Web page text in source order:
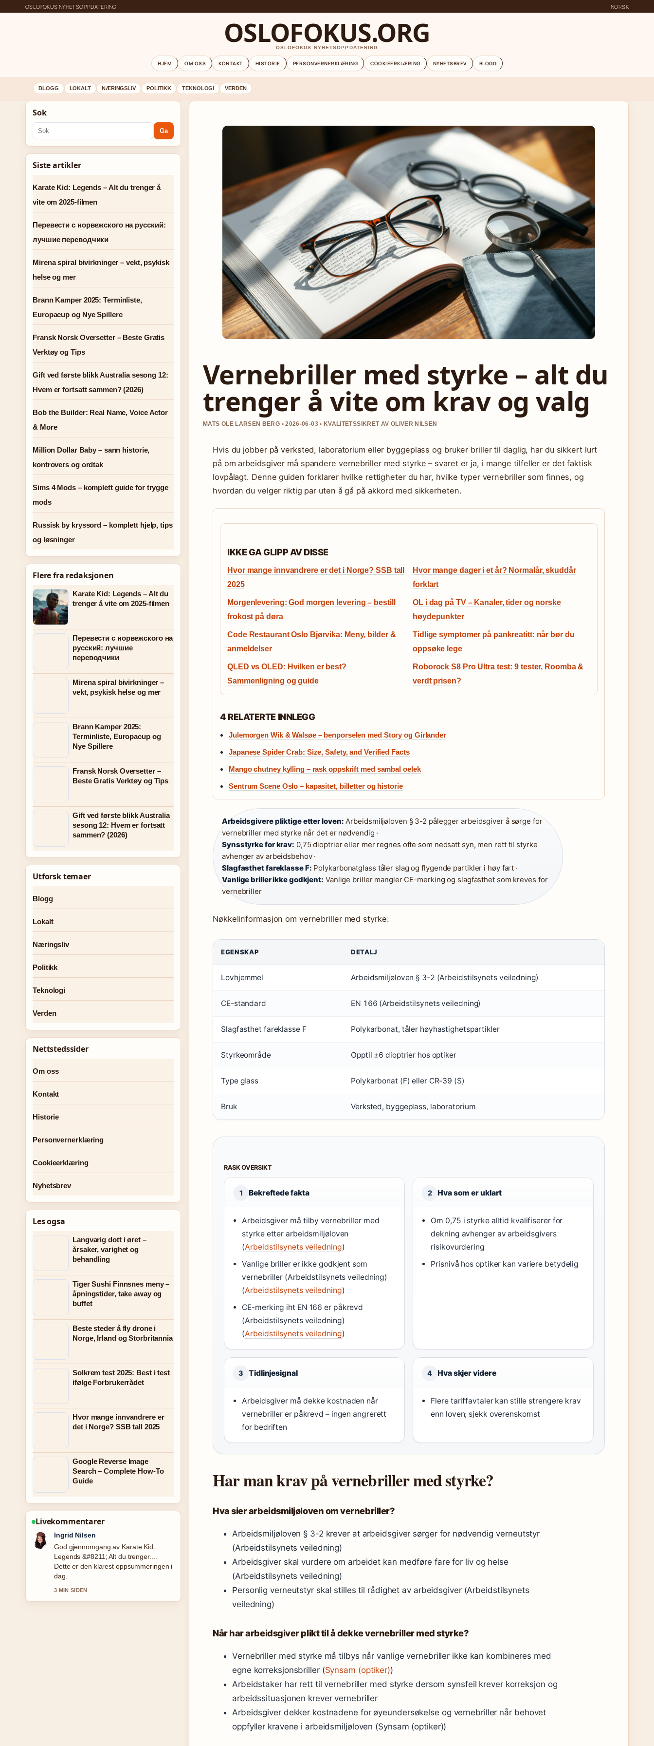
OSLOFOKUS NYHETSOPPDATERING NORSK
OSLOFOKUS.ORG
OSLOFOKUS NYHETSOPPDATERING
HJEM OM OSS KONTAKT HISTORIE PERSONVERNERKLÆRING COOKIEERKLÆRING NYHETSBREV BLOGG
BLOGG LOKALT NÆRINGSLIV POLITIKK TEKNOLOGI VERDEN
Vernebriller med styrke – alt du
trenger å vite om krav og valg
MATS OLE LARSEN BERG • 2026-06-03 • KVALITETSSIKRET AV OLIVER NILSEN
Hvis du jobber på verksted, laboratorium eller byggeplass og bruker briller til daglig, har du sikkert lurt
på om arbeidsgiver må spandere vernebriller med styrke – svaret er ja, i mange tilfeller er det faktisk
lovpålagt. Denne guiden forklarer hvilke rettigheter du har, hvilke typer vernebriller som finnes, og
hvordan du velger riktig par uten å gå på akkord med sikkerheten.
IKKE GA GLIPP AV DISSE
Hvor mange innvandrere er det i Norge? SSB tall
2025
Hvor mange dager i et år? Normalår, skuddår
forklart
Morgenlevering: God morgen levering – bestill
frokost på døra
OL i dag på TV – Kanaler, tider og norske
høydepunkter
Code Restaurant Oslo Bjørvika: Meny, bilder &
anmeldelser
Tidlige symptomer på pankreatitt: når bør du
oppsøke lege
QLED vs OLED: Hvilken er best?
Sammenligning og guide
Roborock S8 Pro Ultra test: 9 tester, Roomba &
verdt prisen?
4 RELATERTE INNLEGG
Julemorgen Wik & Walsøe – benporselen med Story og Girlander
Japanese Spider Crab: Size, Safety, and Verified Facts
Mango chutney kylling – rask oppskrift med sambal oelek
Sentrum Scene Oslo – kapasitet, billetter og historie
Arbeidsgivere pliktige etter loven: Arbeidsmiljøloven § 3-2 pålegger arbeidsgiver å sørge for
vernebriller med styrke når det er nødvendig ·
Synsstyrke for krav: 0,75 dioptrier eller mer regnes ofte som nedsatt syn, men rett til styrke
avhenger av arbeidsbehov ·
Slagfasthet fareklasse F: Polykarbonatglass tåler slag og flygende partikler i høy fart ·
Vanlige briller ikke godkjent: Vanlige briller mangler CE-merking og slagfasthet som kreves for
vernebriller
Nøkkelinformasjon om vernebriller med styrke:
EGENSKAP DETALJ
Lovhjemmel Arbeidsmiljøloven § 3-2 (Arbeidstilsynets veiledning)
CE-standard EN 166 (Arbeidstilsynets veiledning)
Slagfasthet fareklasse F Polykarbonat, tåler høyhastighetspartikler
Styrkeområde Opptil ±6 dioptrier hos optiker
Type glass Polykarbonat (F) eller CR-39 (S)
Bruk Verksted, byggeplass, laboratorium
RASK OVERSIKT
1 Bekreftede fakta
Arbeidsgiver må tilby vernebriller med
styrke etter arbeidsmiljøloven
(Arbeidstilsynets veiledning)
Vanlige briller er ikke godkjent som
vernebriller (Arbeidstilsynets veiledning)
(Arbeidstilsynets veiledning)
CE-merking iht EN 166 er påkrevd
(Arbeidstilsynets veiledning)
(Arbeidstilsynets veiledning)
2 Hva som er uklart
Om 0,75 i styrke alltid kvalifiserer for
dekning avhenger av arbeidsgivers
risikovurdering
Prisnivå hos optiker kan variere betydelig
3 Tidlinjesignal
Arbeidsgiver må dekke kostnaden når
vernebriller er påkrevd – ingen angrerett
for bedriften
4 Hva skjer videre
Flere tariffavtaler kan stille strengere krav
enn loven; sjekk overenskomst
Har man krav på vernebriller med styrke?
Hva sier arbeidsmiljøloven om vernebriller?
Arbeidsmiljøloven § 3-2 krever at arbeidsgiver sørger for nødvendig verneutstyr
(Arbeidstilsynets veiledning)
Arbeidsgiver skal vurdere om arbeidet kan medføre fare for liv og helse
(Arbeidstilsynets veiledning)
Personlig verneutstyr skal stilles til rådighet av arbeidsgiver (Arbeidstilsynets
veiledning)
Når har arbeidsgiver plikt til å dekke vernebriller med styrke?
Vernebriller med styrke må tilbys når vanlige vernebriller ikke kan kombineres med
egne korreksjonsbriller (Synsam (optiker))
Arbeidstaker har rett til vernebriller med styrke dersom synsfeil krever korreksjon og
arbeidssituasjonen krever vernebriller
Arbeidsgiver dekker kostnadene for øyeundersøkelse og vernebriller når behovet
oppfyller kravene i arbeidsmiljøloven (Synsam (optiker))
Sok
Ga
Siste artikler
Karate Kid: Legends – Alt du trenger å
vite om 2025-filmen
Перевести с норвежского на русский:
лучшие переводчики
Mirena spiral bivirkninger – vekt, psykisk
helse og mer
Brann Kamper 2025: Terminliste,
Europacup og Nye Spillere
Fransk Norsk Oversetter – Beste Gratis
Verktøy og Tips
Gift ved første blikk Australia sesong 12:
Hvem er fortsatt sammen? (2026)
Bob the Builder: Real Name, Voice Actor
& More
Million Dollar Baby – sann historie,
kontrovers og ordtak
Sims 4 Mods – komplett guide for trygge
mods
Russisk by kryssord – komplett hjelp, tips
og løsninger
Flere fra redaksjonen
Karate Kid: Legends – Alt du
trenger å vite om 2025-filmen
Перевести с норвежского на
русский: лучшие
переводчики
Mirena spiral bivirkninger –
vekt, psykisk helse og mer
Brann Kamper 2025:
Terminliste, Europacup og
Nye Spillere
Fransk Norsk Oversetter –
Beste Gratis Verktøy og Tips
Gift ved første blikk Australia
sesong 12: Hvem er fortsatt
sammen? (2026)
Utforsk temaer
Blogg
Lokalt
Næringsliv
Politikk
Teknologi
Verden
Nettstedssider
Om oss
Kontakt
Historie
Personvernerklæring
Cookieerklæring
Nyhetsbrev
Les ogsa
Langvarig dott i øret –
årsaker, varighet og
behandling
Tiger Sushi Finnsnes meny –
åpningstider, take away og
buffet
Beste steder å fly drone i
Norge, Irland og Storbritannia
Solkrem test 2025: Best i test
ifølge Forbrukerrådet
Hvor mange innvandrere er
det i Norge? SSB tall 2025
Google Reverse Image
Search – Complete How-To
Guide
Livekommentarer
Sindre Hansen
Folgjer Перевести с норвежского на
русский: лучшие переводчики tett –
setter pris pa den balanserte tonen her.
5 MIN SIDEN